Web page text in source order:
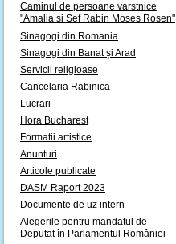
Caminul de persoane varstnice
"Amalia si Sef Rabin Moses Rosen"
Sinagogi din Romania
Sinagogi din Banat și Arad
Servicii religioase
Cancelaria Rabinica
Lucrari
Hora Bucharest
Formatii artistice
Anunturi
Articole publicate
DASM Raport 2023
Documente de uz intern
Alegerile pentru mandatul de
Deputat în Parlamentul României